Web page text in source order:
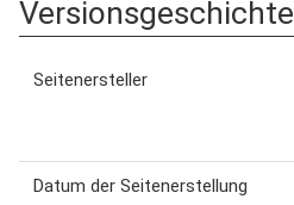
Versionsgeschichte
Seitenersteller
Datum der Seitenerstellung